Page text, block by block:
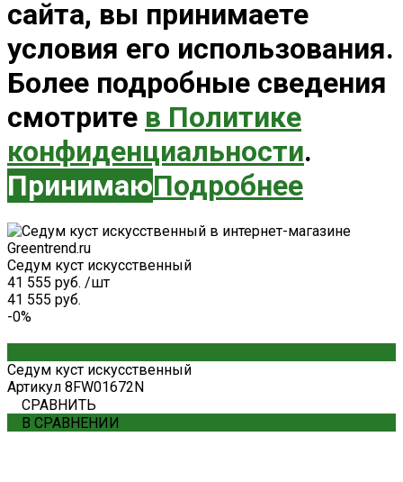
сайта, вы принимаете
условия его использования.
Более подробные сведения
смотрите в Политике
конфиденциальности.
ПринимаюПодробнее
Седум куст искусственный
41 555 руб. /шт
41 555 руб.
-0%
Седум куст искусственный
Артикул 8FW01672N
СРАВНИТЬ
В СРАВНЕНИИ